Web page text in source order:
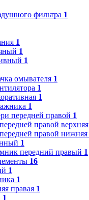
фильтра 1
1
1
1
омывателя 1
1
1
1
передней правой 1
правой верхняя
правой нижняя
1
передний правый 1
16
1
1
правая 1
1